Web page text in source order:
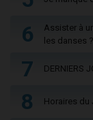
6
Assister à
les danses
7 DERNIERS
8 Horaires du